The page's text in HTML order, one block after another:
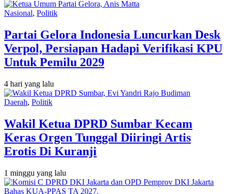
Nasional, Politik
Partai Gelora Indonesia Luncurkan Desk
Verpol, Persiapan Hadapi Verifikasi KPU
Untuk Pemilu 2029
4 hari yang lalu
Daerah, Politik
Wakil Ketua DPRD Sumbar Kecam
Keras Orgen Tunggal Diiringi Artis
Erotis Di Kuranji
1 minggu yang lalu